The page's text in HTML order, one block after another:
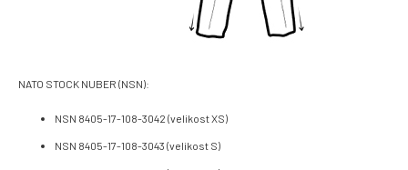
NATO STOCK NUBER (NSN):
NSN 8405-17-108-3042 (velikost XS)
NSN 8405-17-108-3043 (velikost S)